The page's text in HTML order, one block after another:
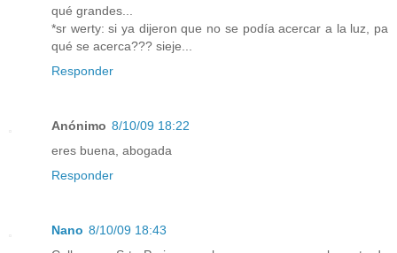
qué grandes...
*sr werty: si ya dijeron que no se podía acercar a la luz, pa
qué se acerca??? sieje...
Responder
Anónimo 8/10/09 18:22
eres buena, abogada
Responder
Nano 8/10/09 18:43